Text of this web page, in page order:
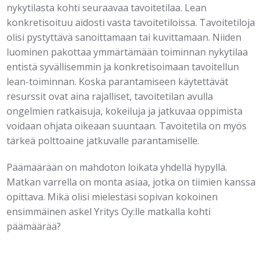
nykytilasta kohti seuraavaa tavoitetilaa. Lean
konkretisoituu aidosti vasta tavoitetiloissa. Tavoitetiloja
olisi pystyttävä sanoittamaan tai kuvittamaan. Niiden
luominen pakottaa ymmärtämään toiminnan nykytilaa
entistä syvällisemmin ja konkretisoimaan tavoitellun
lean-toiminnan. Koska parantamiseen käytettävät
resurssit ovat aina rajalliset, tavoitetilan avulla
ongelmien ratkaisuja, kokeiluja ja jatkuvaa oppimista
voidaan ohjata oikeaan suuntaan. Tavoitetila on myös
tärkeä polttoaine jatkuvalle parantamiselle.
Päämäärään on mahdoton loikata yhdellä hypyllä.
Matkan varrella on monta asiaa, jotka on tiimien kanssa
opittava. Mikä olisi mielestäsi sopivan kokoinen
ensimmäinen askel Yritys Oy:lle matkalla kohti
päämäärää?